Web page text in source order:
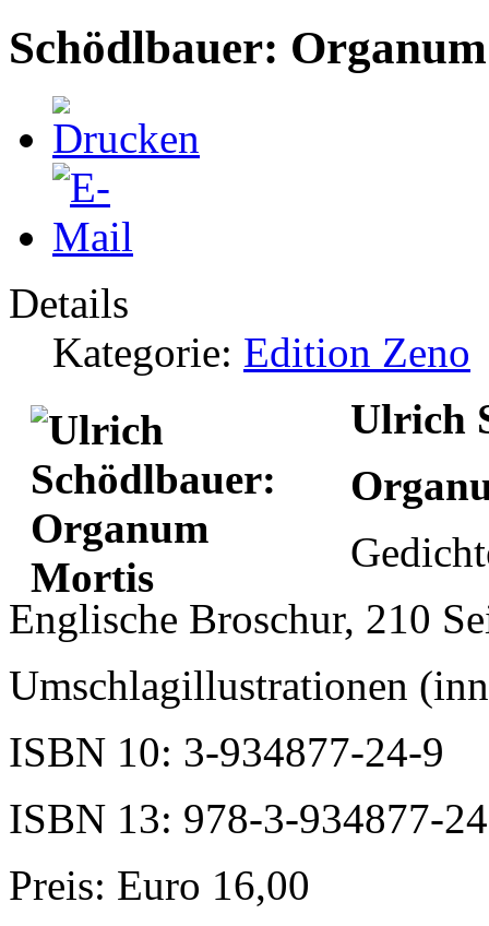
Schödlbauer:
Details
Kategorie: Edition Zeno
Ulrich
Englische Broschur, 210
Umschlagillustrationen
ISBN 10: 3-934877-24-9
ISBN 13: 978-3-934877-
Preis: Euro 16,00